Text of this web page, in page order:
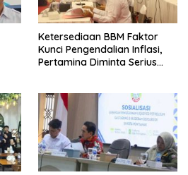
Ketersediaan BBM Faktor
Kunci Pengendalian Inflasi,
Pertamina Diminta Serius